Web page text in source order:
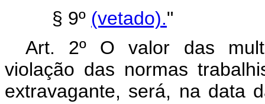
§ 9º (vetado)."
Art. 2º O valor das
violação das normas
extravagante, será, na data